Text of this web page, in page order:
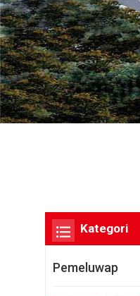
Kategori
Pemeluwap